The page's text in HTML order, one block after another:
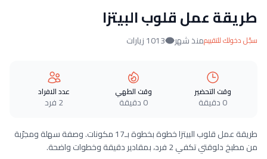
طريقة عمل قلوب البيتزا
سجّل دخولك للتقييممنذ شهر 1013 زيارات
وقت التحضير
0 دقيقة
وقت الطهي
0 دقيقة
عدد الافراد
2 فرد
طريقة عمل قلوب البيتزا خطوة بخطوة بـ17 مكونات. وصفة سهلة ومجرّبة
من مطبخ دلوقتي تكفي 2 فرد، بمقادير دقيقة وخطوات واضحة.